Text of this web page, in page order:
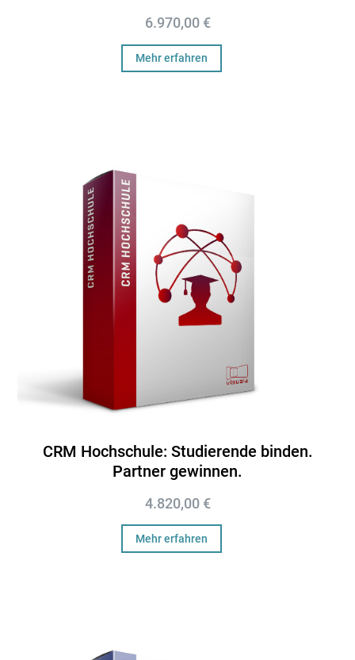
6.970,00 €
Mehr erfahren
CRM Hochschule: Studierende binden.
Partner gewinnen.
4.820,00 €
Mehr erfahren